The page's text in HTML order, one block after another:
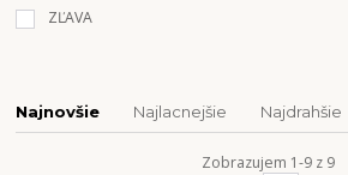
ZĽAVA
Najnovšie Najlacnejšie Najdrahšie
Zobrazujem 1-9 z 9